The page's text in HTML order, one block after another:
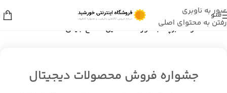
عبور به ناوبری
رفتن به محتوای اصلی
منو
خانه/ محصولات برچسب خورده “ماشین اصلاح جیمی 3120”
جشواره فروش محصولات دیجیتال